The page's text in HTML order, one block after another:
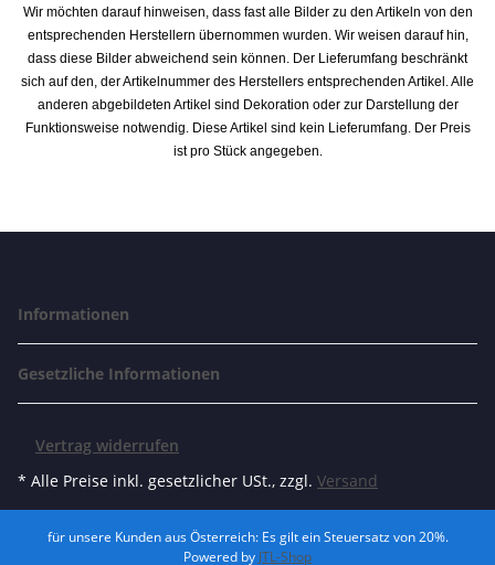
Wir möchten darauf hinweisen, dass fast alle Bilder zu den Artikeln von den
entsprechenden Herstellern übernommen wurden. Wir weisen darauf hin,
dass diese Bilder abweichend sein können. Der Lieferumfang beschränkt
sich auf den, der Artikelnummer des Herstellers entsprechenden Artikel. Alle
anderen abgebildeten Artikel sind Dekoration oder zur Darstellung der
Funktionsweise notwendig. Diese Artikel sind kein Lieferumfang. Der Preis
ist pro Stück angegeben.
Informationen
Gesetzliche Informationen
Vertrag widerrufen
* Alle Preise inkl. gesetzlicher USt., zzgl. Versand
für unsere Kunden aus Österreich: Es gilt ein Steuersatz von 20%.
Powered by JTL-Shop